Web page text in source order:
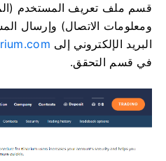
قسم ملف تعريف المستخدم
ومعلومات الاتصال) وإرسال
البريد الإلكتروني إلى
في قسم التحقق.